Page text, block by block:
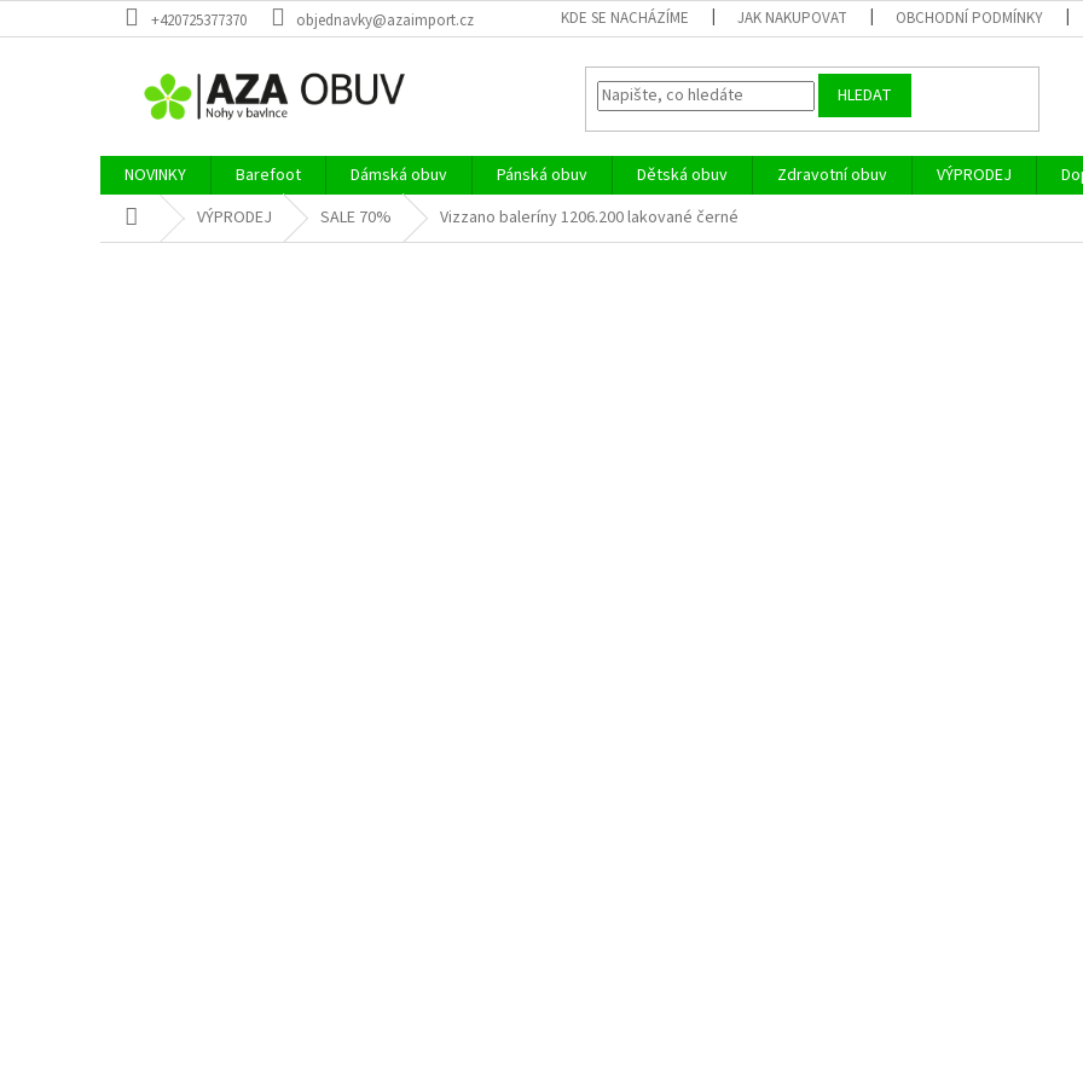
na
+420725377370 objednavky@azaimport.cz KDE SE NACHÁZÍME JAK NAKUPOVAT OBCHODNÍ PODMÍNKY
HLEDAT
NOVINKY Barefoot Dámská obuv Pánská obuv Dětská obuv Zdravotní obuv VÝPRODEJ
Domů VÝPRODEJ SALE 70% Vizzano baleríny 1206.200 lakované černé